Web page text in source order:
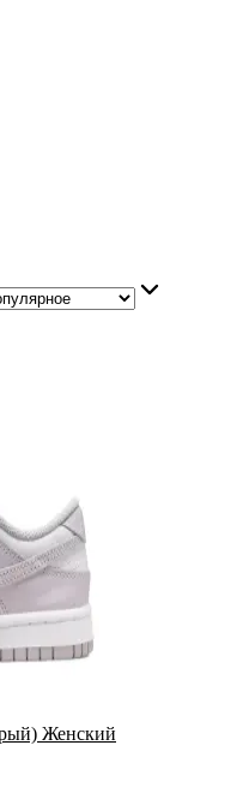
Женский